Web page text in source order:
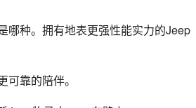
哪种。拥有地表更强性能实力的Jeep
可靠的陪伴。